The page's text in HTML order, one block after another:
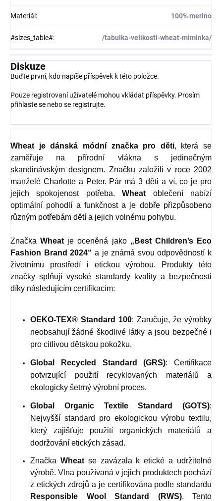
Materiál : 100% merino
#sizes_table#: /tabulka-velikosti-wheat-miminka/
Diskuze
Buďte první, kdo napíše příspěvek k této položce.
Pouze registrovaní uživatelé mohou vkládat příspěvky. Prosím
přihlaste se nebo se registrujte.
Wheat je dánská módní značka pro děti, která se
zaměřuje na přírodní vlákna s jedinečným
skandinávským designem. Značku založili v roce 2002
manželé Charlotte a Peter. Pár má 3 děti a ví, co je pro
jejich spokojenost potřeba.Wheat oblečení nabízí
optimální pohodlí a funkčnost a je dobře přizpůsobeno
různým potřebám dětí a jejich volnému pohybu.
ZnačkaWheat je oceněná jako „Best Children’s Eco
Fashion Brand 2024“ a je známá svou odpovědností k
životnímu prostředí i etickou výrobou. Produkty této
značky splňují vysoké standardy kvality a bezpečnosti
díky následujícím certifikacím:
OEKO-TEX® Standard 100: Zaručuje, že výrobky
neobsahují žádné škodlivé látky a jsou bezpečné i
pro citlivou dětskou pokožku.
Global Recycled Standard (GRS): Certifikace
potvrzující použití recyklovaných materiálů a
ekologicky šetrný výrobní proces.
Global Organic Textile Standard (GOTS):
Nejvyšší standard pro ekologickou výrobu textilu,
který zajišťuje použití organických materiálů a
dodržování etických zásad.
Značka Wheatse zavázala k etické a udržitelné
výrobě. Vlna používaná v jejich produktech pochází
z etických zdrojů a je certifikována podle standardu
Responsible Wool Standard (RWS). Tento